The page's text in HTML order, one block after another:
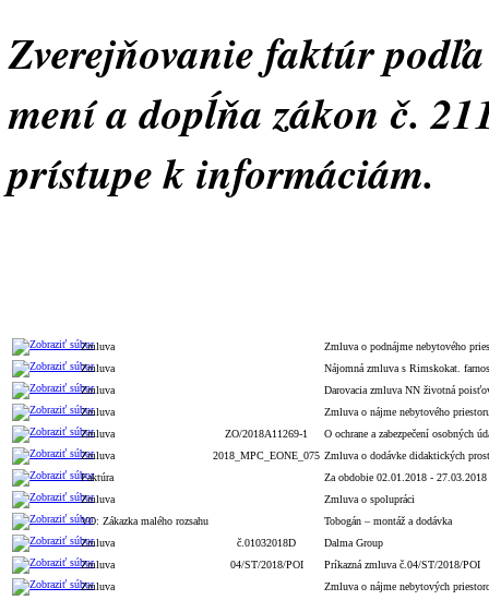
Zverejňovanie faktúr
mení a dopĺňa zákon č.
prístupe k informáciám.
Zmluva
Zmluva o podnájme nebytového
Zmluva
Nájomná zmluva s Rimskokat.
Zmluva
Darovacia zmluva NN životná
Zmluva
Zmluva o nájme nebytového
Zmluva
ZO/2018A11269-1
O ochrane a zabezpečení osobných
Zmluva
2018_MPC_EONE_075 Zmluva o dodávke didaktických
Faktúra
Za obdobie 02.01.2018 - 27.03.2018
Zmluva
Zmluva o spolupráci
VO: Zákazka malého rozsahu
Tobogán – montáž a dodávka
Zmluva
č.01032018D
Dalma Group
Zmluva
04/ST/2018/POI
Príkazná zmluva č.04/ST/2018/POI
Zmluva
Zmluva o nájme nebytových